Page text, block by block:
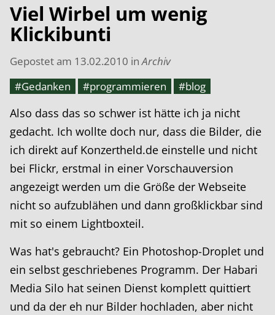
Viel Wirbel um wenig
Klickibunti
Gepostet am 13.02.2010 inArchiv
#Gedanken
#programmieren
#blog
Also dass das so schwer ist hätte ich ja nicht
gedacht. Ich wollte doch nur, dass die Bilder, die
ich direkt auf Konzertheld.de einstelle und nicht
bei Flickr, erstmal in einer Vorschauversion
angezeigt werden um die Größe der Webseite
nicht so aufzublähen und dann großklickbar sind
mit so einem Lightboxteil.
Was hat's gebraucht? Ein Photoshop-Droplet und
ein selbst geschriebenes Programm. Der Habari
Media Silo hat seinen Dienst komplett quittiert
und da der eh nur Bilder hochladen, aber nicht